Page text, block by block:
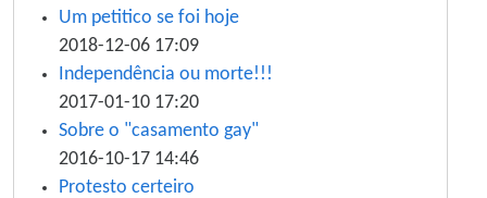
Um petitico se foi hoje
2018-12-06 17:09
Independência ou morte!!!
2017-01-10 17:20
Sobre o "casamento gay"
2016-10-17 14:46
Protesto certeiro